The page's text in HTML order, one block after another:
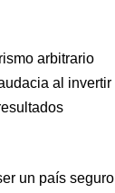
arbitrario
al invertir
un país seguro